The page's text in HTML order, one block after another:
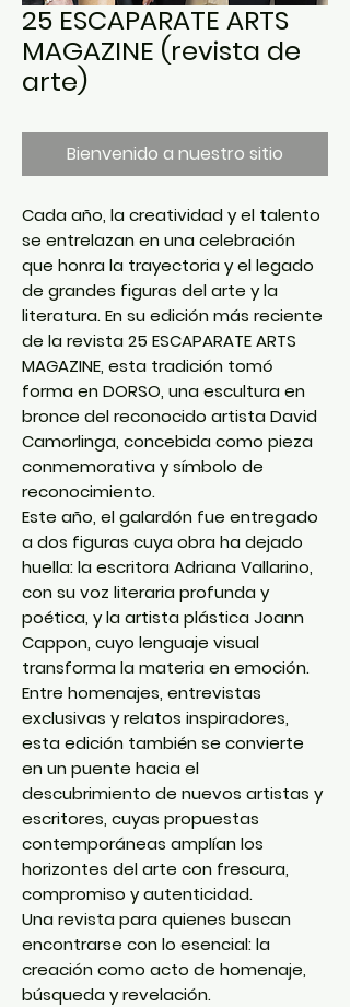
25 ESCAPARATE ARTS
MAGAZINE (revista de
arte)
Bienvenido a nuestro sitio
Cada año, la creatividad y el talento
se entrelazan en una celebración
que honra la trayectoria y el legado
de grandes figuras del arte y la
literatura. En su edición más reciente
de la revista 25 ESCAPARATE ARTS
MAGAZINE, esta tradición tomó
forma enDORSO, una escultura en
bronce del reconocido artistaDavid
Camorlinga, concebida como pieza
conmemorativa y símbolo de
reconocimiento.
Este año, el galardón fue entregado
a dos figuras cuya obra ha dejado
huella: la escritoraAdriana Vallarino,
con su voz literaria profunda y
poética, y la artista plásticaJoann
Cappon, cuyo lenguaje visual
transforma la materia en emoción.
Entre homenajes, entrevistas
exclusivas y relatos inspiradores,
esta edición también se convierte
en un puente hacia el
descubrimiento de nuevos artistas y
escritores, cuyas propuestas
contemporáneas amplían los
horizontes del arte con frescura,
compromiso y autenticidad.
Una revista para quienes buscan
encontrarse con lo esencial: la
creación como acto de homenaje,
búsqueda y revelación.